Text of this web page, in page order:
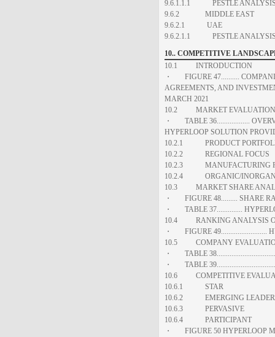
9.6.1.1.1 PESTLE
9.6.2 MIDDLE EAST
9.6.2.1 UAE
9.6.2.1.1 PESTLE
10.. COMPETITIVE
10.1 INTRODUCTION
・ FIGURE 47..........
AGREEMENTS, AND
MARCH 2021
10.2 MARKET EVALUATION
・ TABLE 36..................
HYPERLOOP SOLUTION
10.2.1 PRODUCT
10.2.2 REGIONAL FOCUS
10.2.3 MANUFACTURING
10.2.4 ORGANIC/
10.3 MARKET SHARE
・ FIGURE 48......... SHARE
・ TABLE 37..............
10.4 RANKING ANALYSIS OF
・ FIGURE 49.........................
10.5 COMPANY
・ TABLE
・ TABLE
10.6 COMPETITIVE
10.6.1 STAR
10.6.2 EMERGING
10.6.3 PERVASIVE
10.6.4 PARTICIPANT
・ FIGURE 50 HYPERLOOP